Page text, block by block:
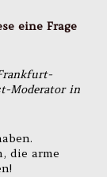
eine Frage
Moderator in
die arme